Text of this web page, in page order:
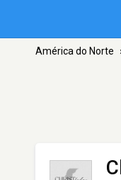
América do Norte